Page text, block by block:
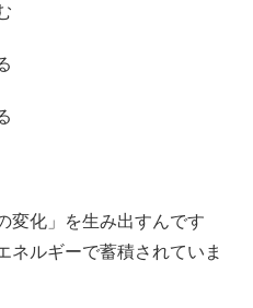
変化」を生み出すんです
ネルギーで蓄積されていま